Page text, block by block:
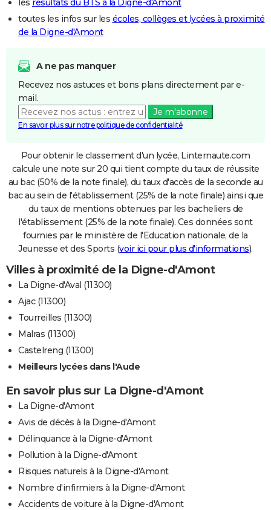
les résultats du BTS à la Digne-d'Amont
toutes les infos sur les écoles, collèges et lycées à proximité
de la Digne-d'Amont
A ne pas manquer
Recevez nos astuces et bons plans directement par e-
mail.
Je m'abonne
En savoir plus sur notre politique de confidentialité
Pour obtenir le classement d'un lycée, Linternaute.com
calcule une note sur 20 qui tient compte du taux de réussite
au bac (50% de la note finale), du taux d'accès de la seconde au
bac au sein de l'établissement (25% de la note finale) ainsi que
du taux de mentions obtenues par les bacheliers de
l'établissement (25% de la note finale). Ces données sont
fournies par le ministère de l'Education nationale, de la
Jeunesse et des Sports (voir ici pour plus d'informations).
Villes à proximité de la Digne-d'Amont
La Digne-d'Aval (11300)
Ajac (11300)
Tourreilles (11300)
Malras (11300)
Castelreng (11300)
Meilleurs lycées dans l'Aude
En savoir plus sur La Digne-d'Amont
La Digne-d'Amont
Avis de décès à la Digne-d'Amont
Délinquance à la Digne-d'Amont
Pollution à la Digne-d'Amont
Risques naturels à la Digne-d'Amont
Nombre d'infirmiers à la Digne-d'Amont
Accidents de voiture à la Digne-d'Amont